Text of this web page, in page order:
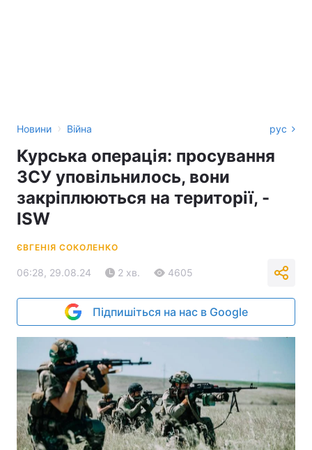
Новини › Війна рус
Курська операція: просування
ЗСУ уповільнилось, вони
закріплюються на території, -
ISW
ЄВГЕНІЯ СОКОЛЕНКО
06:28, 29.08.24 2 хв. 4605
Підпишіться на нас в Google